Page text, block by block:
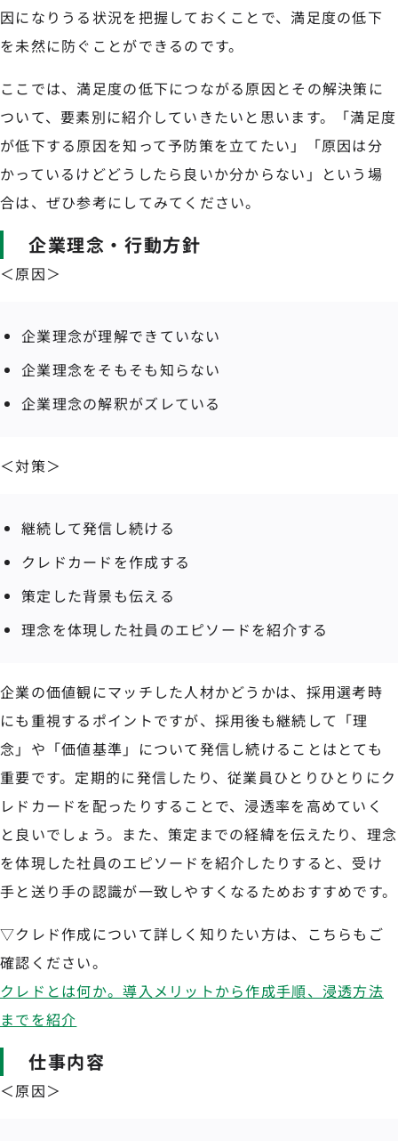
因になりうる状況を把握しておくことで、満足度の低下
を未然に防ぐことができるのです。
ここでは、満足度の低下につながる原因とその解決策に
ついて、要素別に紹介していきたいと思います。「満足度
が低下する原因を知って予防策を立てたい」「原因は分
かっているけどどうしたら良いか分からない」という場
合は、ぜひ参考にしてみてください。
企業理念・行動方針
＜原因＞
企業理念が理解できていない
企業理念をそもそも知らない
企業理念の解釈がズレている
＜対策＞
継続して発信し続ける
クレドカードを作成する
策定した背景も伝える
理念を体現した社員のエピソードを紹介する
企業の価値観にマッチした人材かどうかは、採用選考時
にも重視するポイントですが、採用後も継続して「理
念」や「価値基準」について発信し続けることはとても
重要です。定期的に発信したり、従業員ひとりひとりにク
レドカードを配ったりすることで、浸透率を高めていく
と良いでしょう。また、策定までの経緯を伝えたり、理念
を体現した社員のエピソードを紹介したりすると、受け
手と送り手の認識が一致しやすくなるためおすすめです。
▽クレド作成について詳しく知りたい方は、こちらもご
確認ください。
クレドとは何か。導入メリットから作成手順、浸透方法
までを紹介
仕事内容
＜原因＞